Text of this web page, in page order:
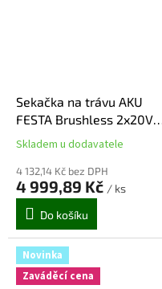
Sekačka na trávu AKU
FESTA Brushless 2x20V
40cm, 45l SHARE 20V bez
Průměrné
produktu
je
5,0
5
hvězdiček.
Skladem u dodavatele
4 132,14 Kč bez DPH
4 999,89 Kč / ks
Do košíku
Novinka
Zaváděcí cena